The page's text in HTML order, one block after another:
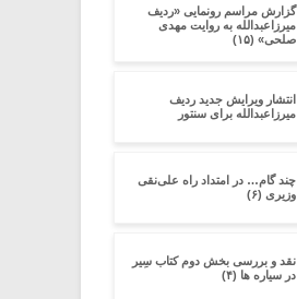
گزارش مراسم رونمایی «ردیف
میرزاعبدالله به روایت مهدی
صلحی» (۱۵)
انتشار ویرایش جدید ردیف
میرزاعبدالله برای سنتور
چند گام… در امتداد راه علی‌نقی
وزیری (۶)
نقد و بررسی بخش دوم کتاب سِیر
در سیاره ­ها (۴)